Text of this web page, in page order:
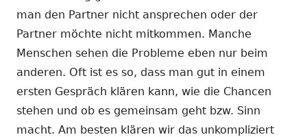
man den Partner nicht ansprechen oder der
Partner möchte nicht mitkommen. Manche
Menschen sehen die Probleme eben nur beim
anderen. Oft ist es so, dass man gut in einem
ersten Gespräch klären kann, wie die Chancen
stehen und ob es gemeinsam geht bzw. Sinn
macht. Am besten klären wir das unkompliziert